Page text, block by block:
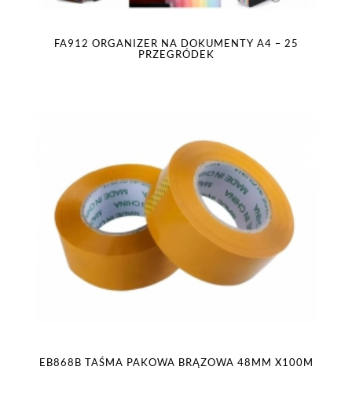
FA912 ORGANIZER NA DOKUMENTY A4 – 25
PRZEGRÓDEK
EB868B TAŚMA PAKOWA BRĄZOWA 48MM X100M